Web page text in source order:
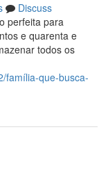
Discuss
perfeita para
e quarenta e
todos os
família-que-busca-